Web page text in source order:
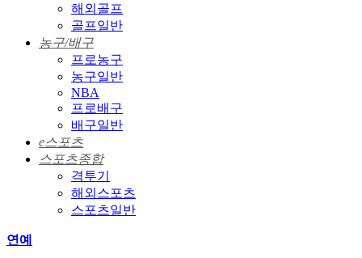
해외골프
골프일반
농구/배구
프로농구
농구일반
NBA
프로배구
배구일반
e스포츠
스포츠종합
격투기
해외스포츠
스포츠일반
연예